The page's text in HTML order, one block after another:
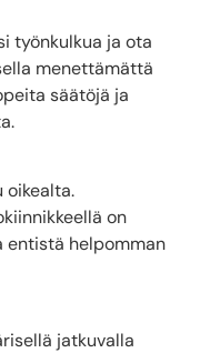
työnkulkua ja ota
menettämättä
säätöjä ja
oikealta.
on
entistä helpomman
jatkuvalla